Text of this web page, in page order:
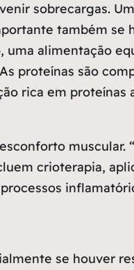
sobrecargas.
também se
uma alimentação
proteínas são
rica em proteínas
muscular.
crioterapia,
se houver